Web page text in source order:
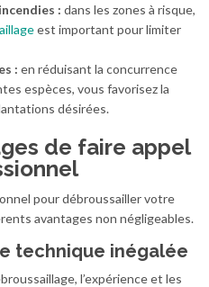
: dans les zones à risque,
est important pour limiter
: en réduisant la concurrence
espèces, vous favorisez la
désirées.
de faire appel
pour débroussailler votre
avantages non négligeables.
technique inégalée
l’expérience et les